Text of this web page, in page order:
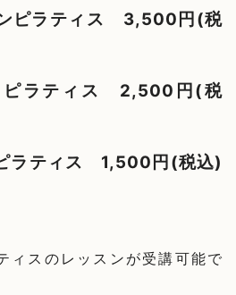
ピラティス 3,500円(税
ピラティス 2,500円 (税
ラティス 1,500円(税込)
ィスのレッスンが受講可能で